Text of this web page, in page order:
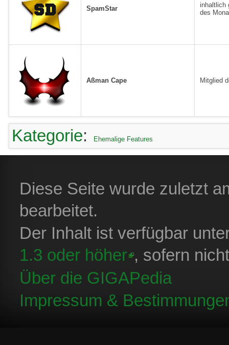
SpamStar
inhaltlich
des
Aßman Cape Mitglied
Kategorie: Ehemalige Features
Diese Seite wurde zuletzt
bearbeitet.
Der Inhalt ist verfügbar
1.3 oder höher , sofern
Über die GIGAPedia
Impressum &